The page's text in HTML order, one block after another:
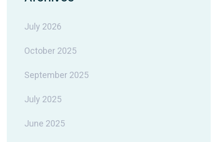
July 2026
October 2025
September 2025
July 2025
June 2025